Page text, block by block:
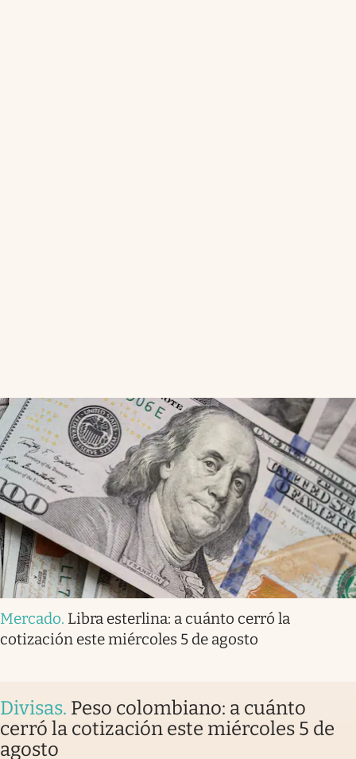
Mercado. Libra esterlina: a cuánto cerró la
cotización este miércoles 5 de agosto
Divisas. Peso colombiano: a cuánto
cerró la cotización este miércoles 5 de
agosto